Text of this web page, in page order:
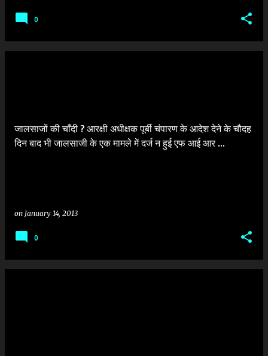
0
जालसाजों की चाँदी ? आरक्षी अधीक्षक पूर्बी चंपारण के आदेश देने के चौदह
दिन बाद भी जालसाजी के एक मामले में दर्ज न हुई एफ आई आर ...
on January 14, 2013
0